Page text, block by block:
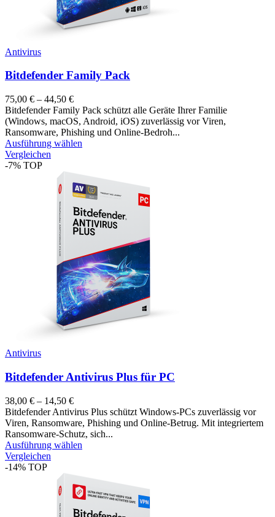
Antivirus
Bitdefender Family Pack
75,00 € – 44,50 €
Bitdefender Family Pack schützt alle Geräte Ihrer Familie
(Windows, macOS, Android, iOS) zuverlässig vor Viren,
Ransomware, Phishing und Online-Bedroh...
Ausführung wählen
Vergleichen
-7% TOP
Antivirus
Bitdefender Antivirus Plus für PC
38,00 € – 14,50 €
Bitdefender Antivirus Plus schützt Windows-PCs zuverlässig vor
Viren, Ransomware, Phishing und Online-Betrug. Mit integriertem
Ransomware-Schutz, sich...
Ausführung wählen
Vergleichen
-14% TOP